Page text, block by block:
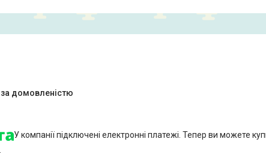
за домовленістю
У компанії підключені електронні платежі. Тепер ви можете